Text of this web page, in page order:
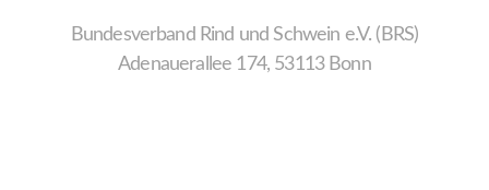
Bundesverband Rind und Schwein e.V. (BRS)
Adenauerallee 174, 53113 Bonn